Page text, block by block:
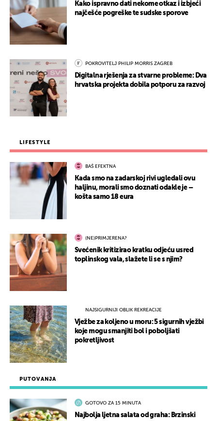
PUTOVANJA
GOTOVO ZA 15 MINUTA
Najbolja ljetna salata od graha: Brzinski
Kako ispravno dati nekome otkaz i izbjeći
najčešće pogreške te sudske sporove
POKROVITELJ PHILIP MORRIS ZAGREB
Digitalna rješenja za stvarne probleme: Dva
hrvatska projekta dobila potporu za razvoj
LIFESTYLE
BAŠ EFEKTNA
Kada smo na zadarskoj rivi ugledali ovu
haljinu, morali smo doznati odakle je –
košta samo 18 eura
(NE)PRIMJERENA?
Svećenik kritizirao kratku odjeću usred
toplinskog vala, slažete li se s njim?
NAJSIGURNIJI OBLIK REKREACIJE
Vježbe za koljeno u moru: 5 sigurnih vježbi
koje mogu smanjiti bol i poboljšati
pokretljivost